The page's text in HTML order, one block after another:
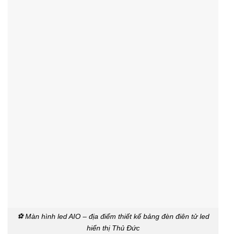
⚽ Màn hình led AIO – địa điểm thiết kế bảng đèn điên tử led
hiển thị Thủ Đức